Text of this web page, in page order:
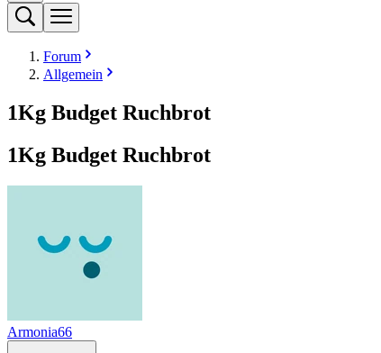
Forum
Allgemein
1Kg Budget Ruchbrot
1Kg Budget Ruchbrot
Armonia66